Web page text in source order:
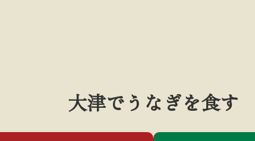
大津でうなぎを食す